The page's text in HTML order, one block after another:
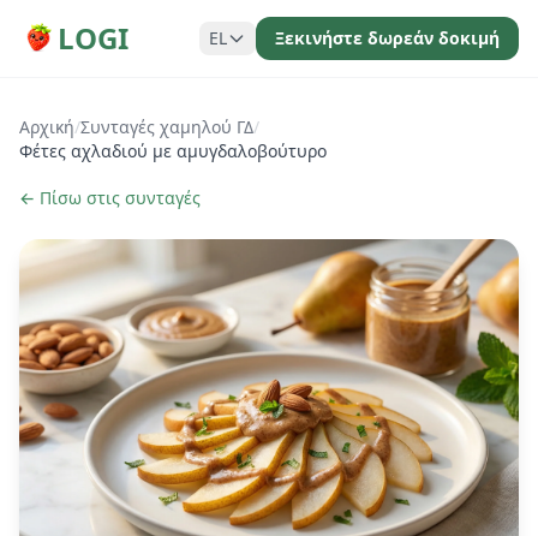
LOGI EL Ξεκινήστε δωρεάν δοκιμή
Αρχική/Συνταγές χαμηλού ΓΔ/
Φέτες αχλαδιού με αμυγδαλοβούτυρο
← Πίσω στις συνταγές